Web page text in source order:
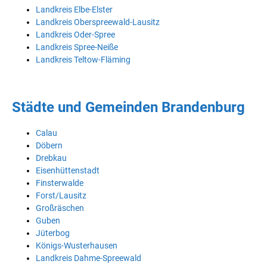
Landkreis Elbe-Elster
Landkreis Oberspreewald-Lausitz
Landkreis Oder-Spree
Landkreis Spree-Neiße
Landkreis Teltow-Fläming
Städte und Gemeinden Brandenburg
Calau
Döbern
Drebkau
Eisenhüttenstadt
Finsterwalde
Forst/Lausitz
Großräschen
Guben
Jüterbog
Königs-Wusterhausen
Landkreis Dahme-Spreewald